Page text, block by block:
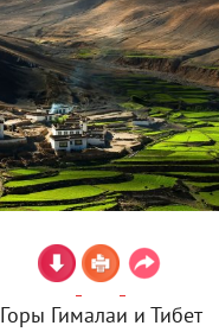
Горы Гималаи и Тибет